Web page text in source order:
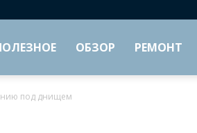
ОБЗОР РЕМОНТ
под днищем